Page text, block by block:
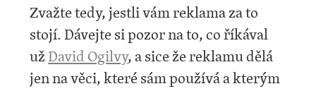
Zvažte tedy, jestli vám reklama za to
stojí. Dávejte si pozor na to, co říkával
užDavid Ogilvy, a sice že reklamu dělá
jen na věci, které sám používá a kterým